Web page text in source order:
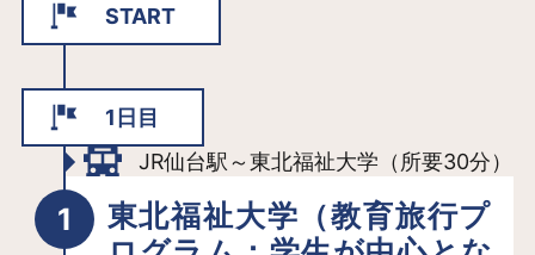
START
1日目
JR仙台駅～東北福祉大学（所要30分）
東北福祉大学（教育旅行プ